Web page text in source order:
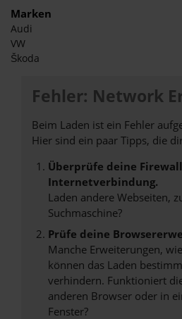
Marken
Audi
VW
Škoda
Fehler: Network
Beim Laden ist ein Fehler
Hier sind ein paar Tipps, die
Überprüfe deine
Internetverbindung.
Laden andere Webseiten,
Suchmaschine?
Prüfe deine
Manche Erweiterungen,
können das Laden
verhindern. Funktioniert
anderen Browser oder in
Fenster?